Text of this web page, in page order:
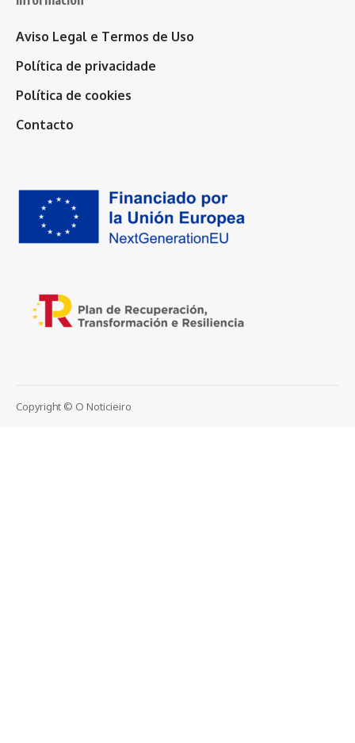
Aviso Legal e Termos de Uso
Política de privacidade
Política de cookies
Contacto
Copyright © O Noticieiro